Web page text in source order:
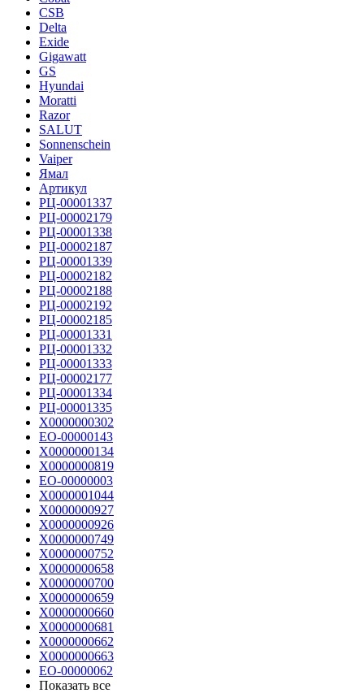
CSB
Delta
Exide
Gigawatt
GS
Hyundai
Moratti
Razor
SALUT
Sonnenschein
Vaiper
Ямал
Артикул
РЦ-00001337
РЦ-00002179
РЦ-00001338
РЦ-00002187
РЦ-00001339
РЦ-00002182
РЦ-00002188
РЦ-00002192
РЦ-00002185
РЦ-00001331
РЦ-00001332
РЦ-00001333
РЦ-00002177
РЦ-00001334
РЦ-00001335
Х0000000302
ЕО-00000143
Х0000000134
Х0000000819
ЕО-00000003
Х0000001044
Х0000000927
Х0000000926
Х0000000749
Х0000000752
Х0000000658
Х0000000700
Х0000000659
Х0000000660
Х0000000681
Х0000000662
Х0000000663
ЕО-00000062
Показать все